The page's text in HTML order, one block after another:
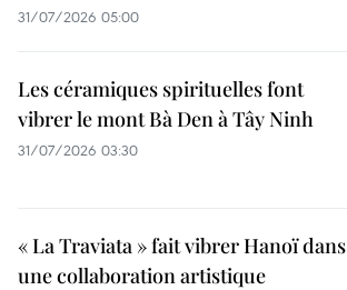
31/07/2026 05:00
Les céramiques spirituelles font
vibrer le mont Bà Den à Tây Ninh
31/07/2026 03:30
« La Traviata » fait vibrer Hanoï dans
une collaboration artistique